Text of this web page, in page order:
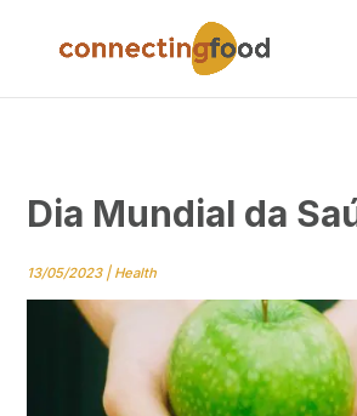
Dia Mundial da
13/05/2023| Health